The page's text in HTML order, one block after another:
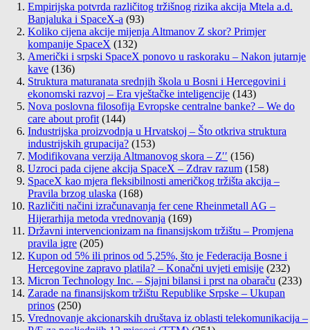
Empirijska potvrda različitog tržišnog rizika akcija Mtela a.d.
Banjaluka i SpaceX-a (93)
Koliko cijena akcije mijenja Altmanov Z skor? Primjer
kompanije SpaceX (132)
Američki i srpski SpaceX ponovo u raskoraku – Nakon jutarnje
kave (136)
Struktura maturanata srednjih škola u Bosni i Hercegovini i
ekonomski razvoj – Era vještačke inteligencije (143)
Nova poslovna filosofija Evropske centralne banke? – We do
care about profit (144)
Industrijska proizvodnja u Hrvatskoj – Što otkriva struktura
industrijskih grupacija? (153)
Modifikovana verzija Altmanovog skora – Z′′ (156)
Uzroci pada cijene akcija SpaceX – Zdrav razum (158)
SpaceX kao mjera fleksibilnosti američkog tržišta akcija –
Pravila brzog ulaska (168)
Različiti načini izračunavanja fer cene Rheinmetall AG –
Hijerarhija metoda vrednovanja (169)
Državni intervencionizam na finansijskom tržištu – Promjena
pravila igre (205)
Kupon od 5% ili prinos od 5,25%, što je Federacija Bosne i
Hercegovine zapravo platila? – Konačni uvjeti emisije (232)
Micron Technology Inc. – Sjajni bilansi i prst na obaraču (233)
Zarade na finansijskom tržištu Republike Srpske – Ukupan
prinos (250)
Vrednovanje akcionarskih društava iz oblasti telekomunikacija –